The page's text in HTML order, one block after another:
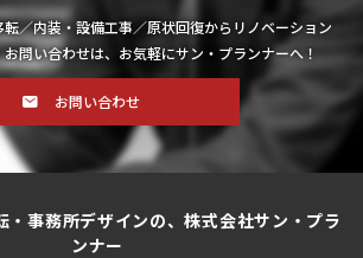
／内装・設備工事／原状回復からリノベーション
問い合わせは、お気軽にサン・プランナーへ！
お問い合わせ
・事務所デザインの、株式会社サン・プラ
ンナー